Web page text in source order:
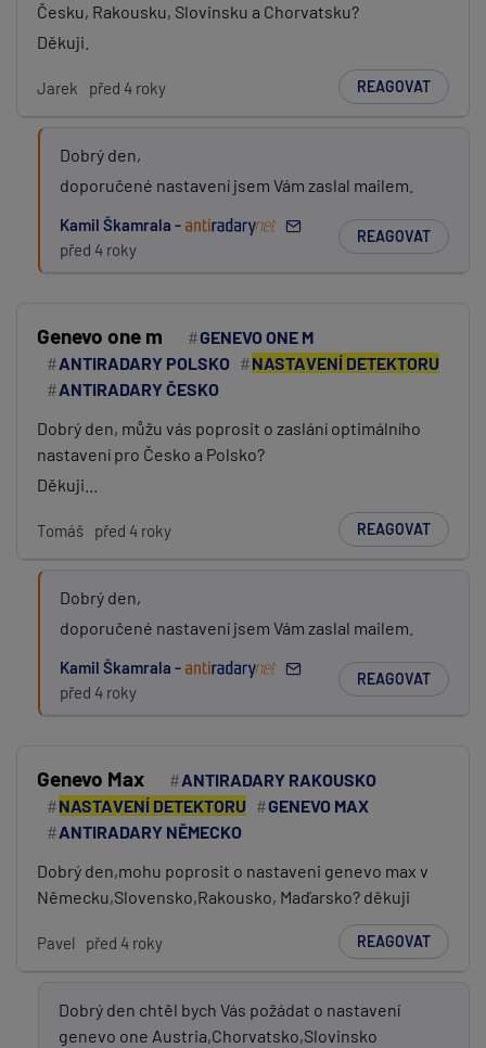
Česku, Rakousku, Slovinsku a Chorvatsku?
Děkuji.
Jarek před 4 roky REAGOVAT
Dobrý den,
doporučené nastavení jsem Vám zaslal mailem.
Kamil Škamrala -
před 4 roky
REAGOVAT
Genevo one m
GENEVO ONE M
ANTIRADARY POLSKO
NASTAVENÍ DETEKTORU
ANTIRADARY ČESKO
Dobrý den, můžu vás poprosit o zaslání optimálního
nastavení pro Česko a Polsko?
Děkuji...
Tomáš před 4 roky REAGOVAT
Dobrý den,
doporučené nastavení jsem Vám zaslal mailem.
Kamil Škamrala -
před 4 roky
REAGOVAT
Genevo Max
ANTIRADARY RAKOUSKO
NASTAVENÍ DETEKTORU
GENEVO MAX
ANTIRADARY NĚMECKO
Dobrý den,mohu poprosit o nastaveni genevo max v
Německu,Slovensko,Rakousko, Maďarsko? děkuji
Pavel před 4 roky REAGOVAT
Dobrý den chtěl bych Vás požádat o nastavení
genevo one Austria,Chorvatsko,Slovinsko